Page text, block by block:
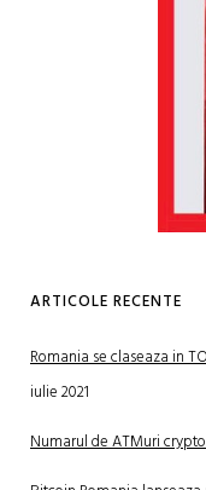
ARTICOLE RECENTE
Romania se claseaza in
iulie 2021
Numarul de ATMuri